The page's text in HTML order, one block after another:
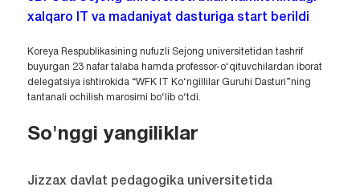
xalqaro IT va madaniyat dasturiga start berildi
Koreya Respublikasining nufuzli Sejong universitetidan tashrif
buyurgan 23 nafar talaba hamda professor-o‘qituvchilardan iborat
delegatsiya ishtirokida “WFK IT Ko‘ngillilar Guruhi Dasturi”ning
tantanali ochilish marosimi bo‘lib o‘tdi.
So'nggi yangiliklar
Jizzax davlat pedagogika universitetida